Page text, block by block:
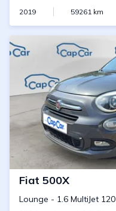
2019 59261 km
Fiat 500X
Lounge - 1.6 MultiJet 120